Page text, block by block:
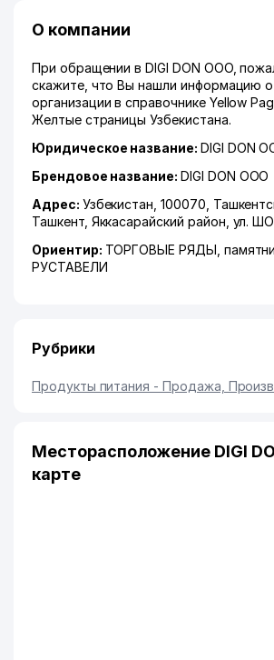
О компании
При обращении в DIGI DON ООО,
скажите, что Вы нашли информацию
организации в справочнике Yellow
Желтые страницы Узбекистана.
Юридическое название: DIGI DON
Брендовое название: DIGI DON ООО
Адрес: Узбекистан, 100070,
Ташкент, Яккасарайский район ул.
Ориентир: ТОРГОВЫЕ РЯДЫ,
РУСТАВЕЛИ
Рубрики
Продукты питания - Продажа,
Месторасположение DIGI
карте